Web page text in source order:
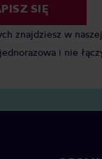
SIĘ
znajdziesz w naszej
i nie